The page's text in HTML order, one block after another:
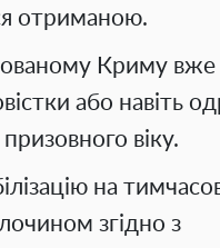
отриманою.
Криму вже
або навіть
віку.
на
згідно з